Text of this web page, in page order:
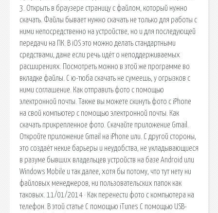
3. Открыть в браузере страницу с файлом, который нужно
скачать. Файлы бывает нужно скачать не только для работы с
ними непосредственно на устройстве, но и для последующей
передачи на ПК. В iOS это можно делать стандартными
средствами, даже если речь идёт о неподдерживаемых
расширениях. Посмотреть можно в этой же программе во
вкладке файлы. С ю-тюба скачать не сумеешь, у огрызков с
ними соглашение. Как отправить фото с помощью
электронной почты. Также вы можете скинуть фото с iPhone
на свой компьютер с помощью электронной почты. Как
скачать прикрепленное фото. Скачайте приложение Gmail.
Откройте приложение Gmail на iPhone или. С другой стороны,
это создаёт некие барьеры и неудобства, не укладывающиеся
в разуме бывших владельцев устройств на базе Android или
Windows Mobile и так далее, хотя бы потому, что тут нету ни
файловых менеджеров, ни пользовательских папок как
таковых. 11/01/2014 · Как перенести фото с компьютера на
телефон. В этой статье С помощью iTunes С помощью USB-